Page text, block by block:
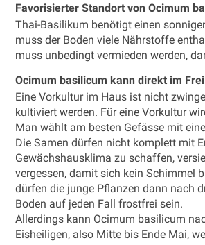
Favorisierter Standort von Ocimum
Thai-Basilikum benötigt einen
muss der Boden viele Nährstoffe
muss unbedingt vermieden werden,
Ocimum basilicum kann direkt im
Eine Vorkultur im Haus ist nicht
kultiviert werden. Für eine Vorkultur
Man wählt am besten Gefässe mit
Die Samen dürfen nicht komplett mit
Gewächshausklima zu schaffen,
vergessen, damit sich kein Schimmel
dürfen die junge Pflanzen dann nach
Boden auf jeden Fall frostfrei sein.
Allerdings kann Ocimum basilicum
Eisheiligen, also Mitte bis Ende Mai,